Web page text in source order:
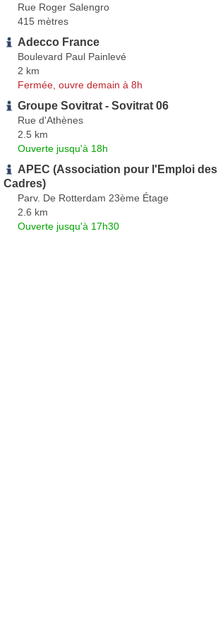
Rue Roger Salengro
415 mètres
Adecco France
Boulevard Paul Painlevé
2 km
Fermée, ouvre demain à 8h
Groupe Sovitrat - Sovitrat 06
Rue d'Athènes
2.5 km
Ouverte jusqu'à 18h
APEC (Association pour l'Emploi des
Cadres)
Parv. De Rotterdam 23ème Étage
2.6 km
Ouverte jusqu'à 17h30